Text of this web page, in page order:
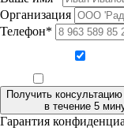
Организация
Телефон*
Получить консультацию
в течение 5
Гарантия